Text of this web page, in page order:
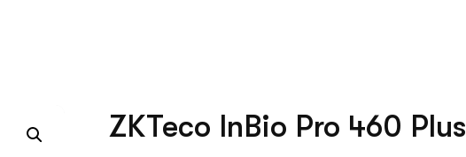
ZKTeco InBio Pro 460 Plus